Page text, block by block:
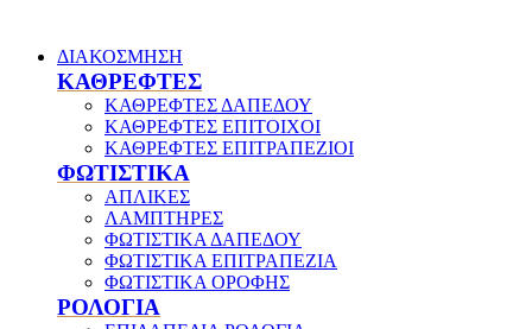
ΔΙΑΚΟΣΜΗΣΗ
ΚΑΘΡΕΦΤΕΣ
ΚΑΘΡΕΦΤΕΣ ΔΑΠΕΔΟΥ
ΚΑΘΡΕΦΤΕΣ ΕΠΙΤΟΙΧΟΙ
ΚΑΘΡΕΦΤΕΣ ΕΠΙΤΡΑΠΕΖΙΟΙ
ΦΩΤΙΣΤΙΚΑ
ΑΠΛΙΚΕΣ
ΛΑΜΠΤΗΡΕΣ
ΦΩΤΙΣΤΙΚΑ ΔΑΠΕΔΟΥ
ΦΩΤΙΣΤΙΚΑ ΕΠΙΤΡΑΠΕΖΙΑ
ΦΩΤΙΣΤΙΚΑ ΟΡΟΦΗΣ
ΡΟΛΟΓΙΑ